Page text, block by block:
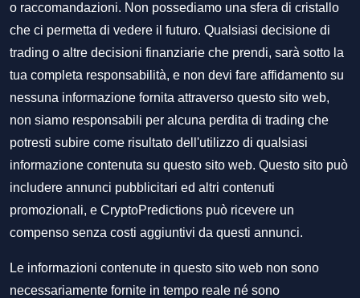
o raccomandazioni. Non possediamo una sfera di cristallo
che ci permetta di vedere il futuro. Qualsiasi decisione di
trading o altre decisioni finanziarie che prendi, sarà sotto la
tua completa responsabilità, e non devi fare affidamento su
nessuna informazione fornita attraverso questo sito web,
non siamo responsabili per alcuna perdita di trading che
potresti subire come risultato dell'utilizzo di qualsiasi
informazione contenuta su questo sito web. Questo sito può
includere annunci pubblicitari ed altri contenuti
promozionali, e CryptoPredictions può ricevere un
compenso senza costi aggiuntivi da questi annunci.
Le informazioni contenute in questo sito web non sono
necessariamente fornite in tempo reale né sono